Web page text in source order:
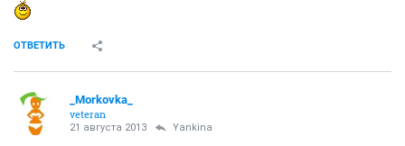
ОТВЕТИТЬ
_Morkovka_
veteran
21 августа 2013 Yankina